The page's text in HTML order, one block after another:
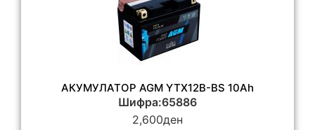
АКУМУЛАТОР AGM YTX12B-BS 10Ah
Шифра:65886
2,600ден